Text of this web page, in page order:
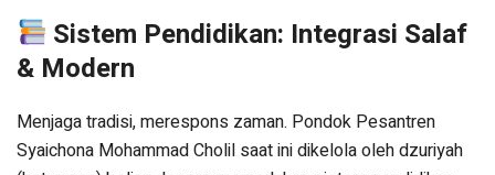
Sistem Pendidikan: Integrasi Salaf
& Modern
Menjaga tradisi, merespons zaman. Pondok Pesantren
Syaichona Mohammad Cholil saat ini dikelola oleh dzuriyah